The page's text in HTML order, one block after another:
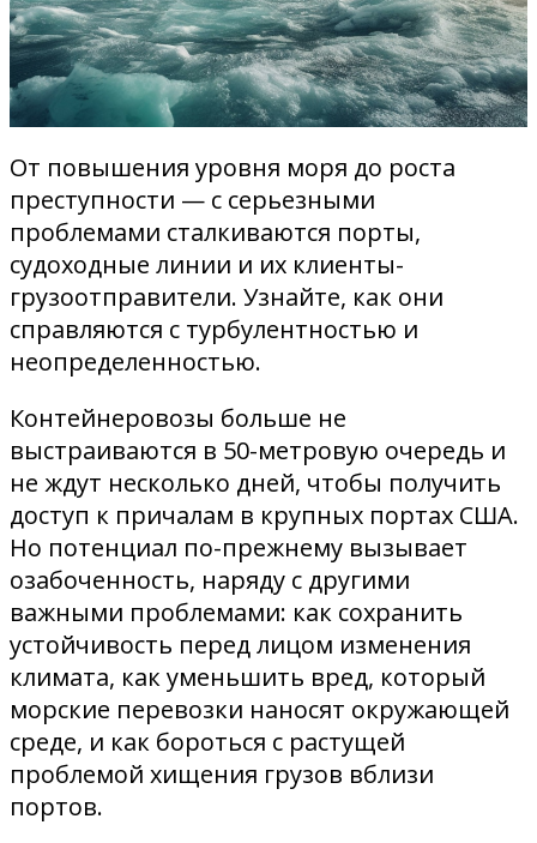
От повышения уровня моря до роста
преступности — с серьезными
проблемами сталкиваются порты,
судоходные линии и их клиенты-
грузоотправители. Узнайте, как они
справляются с турбулентностью и
неопределенностью.
Контейнеровозы больше не
выстраиваются в 50-метровую очередь и
не ждут несколько дней, чтобы получить
доступ к причалам в крупных портах США.
Но потенциал по-прежнему вызывает
озабоченность, наряду с другими
важными проблемами: как сохранить
устойчивость перед лицом изменения
климата, как уменьшить вред, который
морские перевозки наносят окружающей
среде, и как бороться с растущей
проблемой хищения грузов вблизи
портов.